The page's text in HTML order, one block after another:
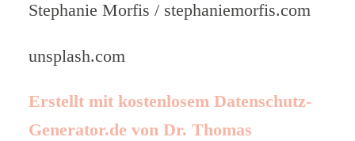
Stephanie Morfis / stephaniemorfis.com
unsplash.com
Erstellt mit kostenlosem Datenschutz-
Generator.de von Dr. Thomas